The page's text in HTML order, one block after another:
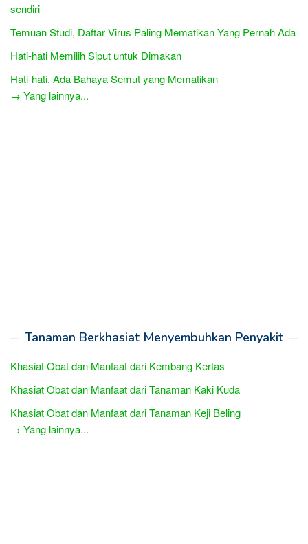
sendiri
Temuan Studi, Daftar Virus Paling Mematikan Yang Pernah Ada
Hati-hati Memilih Siput untuk Dimakan
Hati-hati, Ada Bahaya Semut yang Mematikan
→ Yang lainnya...
Tanaman Berkhasiat Menyembuhkan Penyakit
Khasiat Obat dan Manfaat dari Kembang Kertas
Khasiat Obat dan Manfaat dari Tanaman Kaki Kuda
Khasiat Obat dan Manfaat dari Tanaman Keji Beling
→ Yang lainnya...